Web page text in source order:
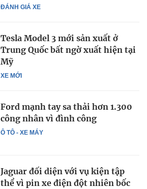
ĐÁNH GIÁ XE
XE MỚI
Tesla Model 3 mới sản xuất ở
Trung Quốc bất ngờ xuất hiện tại
Mỹ
Ô TÔ - XE MÁY
Ford mạnh tay sa thải hơn 1.300
công nhân vì đình công
Jaguar đối diện với vụ kiện tập
thể vì pin xe điện đột nhiên bốc